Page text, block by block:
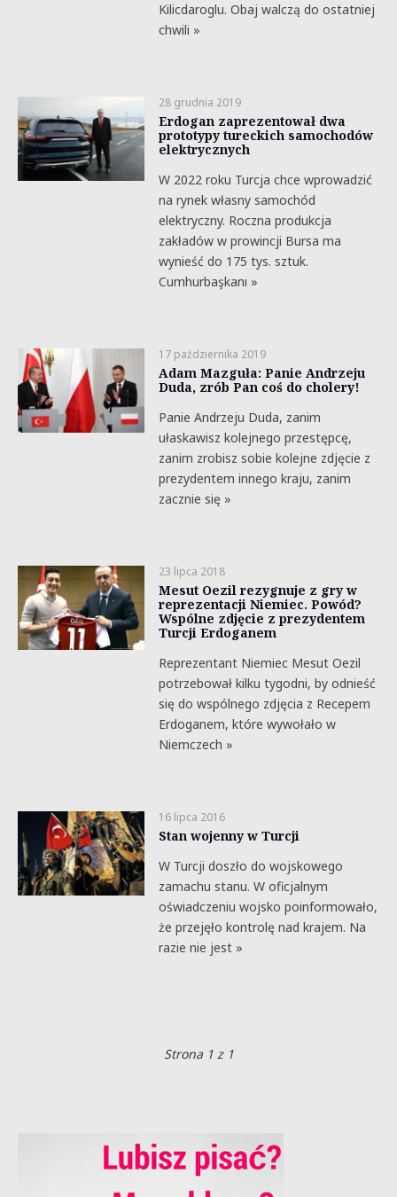
Kilicdaroglu. Obaj walczą do ostatniej
chwili »
28 grudnia 2019
Erdogan zaprezentował dwa
prototypy tureckich samochodów
elektrycznych
W 2022 roku Turcja chce wprowadzić
na rynek własny samochód
elektryczny. Roczna produkcja
zakładów w prowincji Bursa ma
wynieść do 175 tys. sztuk.
Cumhurbaşkanı »
17 października 2019
Adam Mazguła: Panie Andrzeju
Duda, zrób Pan coś do cholery!
Panie Andrzeju Duda, zanim
ułaskawisz kolejnego przestępcę,
zanim zrobisz sobie kolejne zdjęcie z
prezydentem innego kraju, zanim
zacznie się »
23 lipca 2018
Mesut Oezil rezygnuje z gry w
reprezentacji Niemiec. Powód?
Wspólne zdjęcie z prezydentem
Turcji Erdoganem
Reprezentant Niemiec Mesut Oezil
potrzebował kilku tygodni, by odnieść
się do wspólnego zdjęcia z Recepem
Erdoganem, które wywołało w
Niemczech »
16 lipca 2016
Stan wojenny w Turcji
W Turcji doszło do wojskowego
zamachu stanu. W oficjalnym
oświadczeniu wojsko poinformowało,
że przejęło kontrolę nad krajem. Na
razie nie jest »
Strona 1 z 1